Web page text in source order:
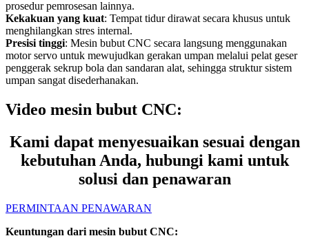
prosedur pemrosesan lainnya.
Kekakuan yang kuat: Tempat tidur dirawat secara khusus untuk
menghilangkan stres internal.
Presisi tinggi: Mesin bubut CNC secara langsung menggunakan
motor servo untuk mewujudkan gerakan umpan melalui pelat geser
penggerak sekrup bola dan sandaran alat, sehingga struktur sistem
umpan sangat disederhanakan.
Video mesin bubut CNC:
Kami dapat menyesuaikan sesuai dengan
kebutuhan Anda, hubungi kami untuk
solusi dan penawaran
PERMINTAAN PENAWARAN
Keuntungan dari mesin bubut CNC: